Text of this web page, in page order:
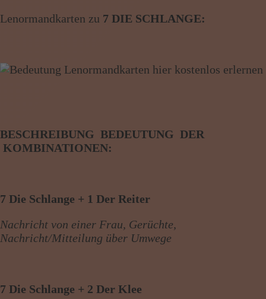
Lenormandkarten zu 7 DIE SCHLANGE:
BESCHREIBUNG BEDEUTUNG DER
KOMBINATIONEN:
7 Die Schlange + 1 Der Reiter
Nachricht von einer Frau, Gerüchte,
Nachricht/Mitteilung über Umwege
7 Die Schlange + 2 Der Klee